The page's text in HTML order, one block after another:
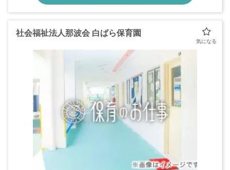
社会福祉法人那波会 白ばら保育園